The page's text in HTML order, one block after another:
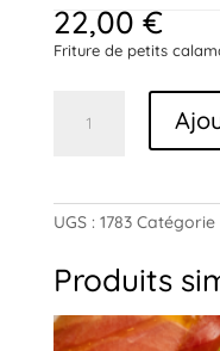
22,00 €
Friture de petits
UGS : 1783 Catégorie
Produits